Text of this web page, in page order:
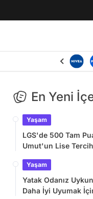
En Yeni
Yaşam
LGS'de 500 Tam
Umut'un Lise
Yaşam
Yatak Odanız
Daha İyi Uyumak